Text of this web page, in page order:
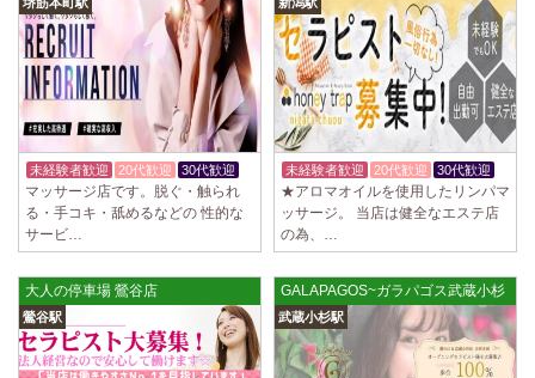
堺筋本町駅
未経験者歓迎 20代歓迎 30代歓迎
マッサージ店です。脱ぐ・触られ
る・手コキ・舐めるなどの 性的な
サービ…
新潟駅
未経験者歓迎 20代歓迎 30代歓迎
★アロマオイルを使用したリンパマ
ッサージ。 当店は健全なエステ店
の為、…
大人の停車場 鶯谷店
鶯谷駅
GALAPAGOS~ガラパゴス武蔵小杉
武蔵小杉駅